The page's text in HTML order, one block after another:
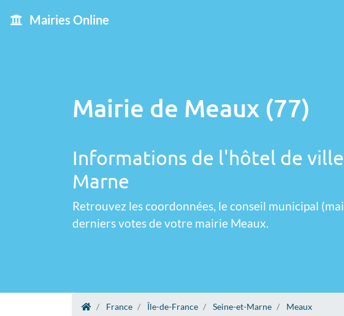
Mairies Online
Mairie de Meaux (77)
Informations de l'hôtel de
Marne
Retrouvez les coordonnées, le conseil municipal
derniers votes de votre mairie Meaux.
France Île-de-France Seine-et-Marne Meaux